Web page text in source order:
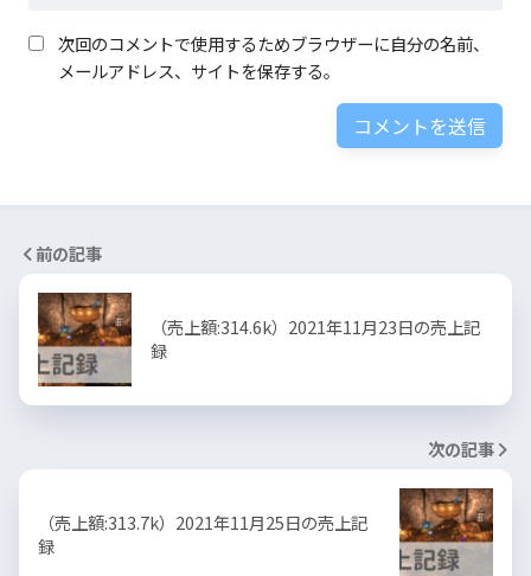
次回のコメントで使用するためブラウザーに自分の名前、
メールアドレス、サイトを保存する。
前の記事
（売上額:314.6k）2021年11月23日の売上記
録
次の記事
（売上額:313.7k）2021年11月25日の売上記
録